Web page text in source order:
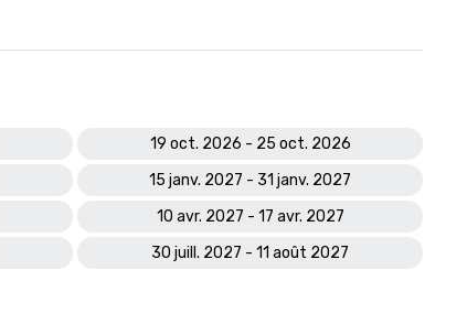
19 oct. 2026 - 25 oct. 2026
15 janv. 2027 - 31 janv. 2027
10 avr. 2027 - 17 avr. 2027
30 juill. 2027 - 11 août 2027